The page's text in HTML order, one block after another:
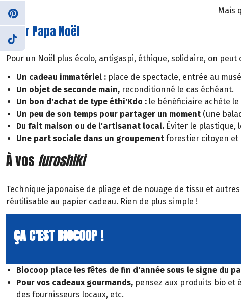
Mais
Alter Papa Noël
Pour un Noël plus écolo, antigaspi, éthique, solidaire, on peut
Un cadeau immatériel : place de spectacle, entrée au
Un objet de seconde main, reconditionné le cas échéant.
Un bon d'achat de type éthi'Kdo : le bénéficiaire achète
Un peu de son temps pour partager un moment (une
Du fait maison ou de l'artisanat local. Éviter le plastique,
Une part sociale dans un groupement forestier citoyen et
À vos furoshiki
Technique japonaise de pliage et de nouage de tissu et
réutilisable au papier cadeau. Rien de plus simple !
ÇA C'EST BIOCOOP !
Biocoop place les fêtes de fin d'année sous le signe du
Pour vos cadeaux gourmands, pensez aux produits bio et
des fournisseurs locaux, etc.